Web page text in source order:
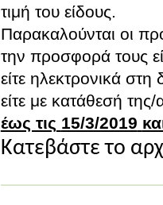
τιμή του είδους.
Παρακαλούνται οι
την προσφορά τους
είτε ηλεκτρονικά
είτε με κατάθεσή
έως τις 15/3/2019
Κατεβάστε το